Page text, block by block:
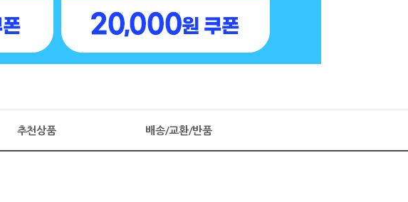
추천상품 배송/교환/반품